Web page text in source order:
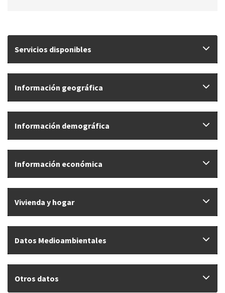
Servicios disponibles
Información geográfica
Información demográfica
Información económica
Vivienda y hogar
Datos Medioambientales
Otros datos